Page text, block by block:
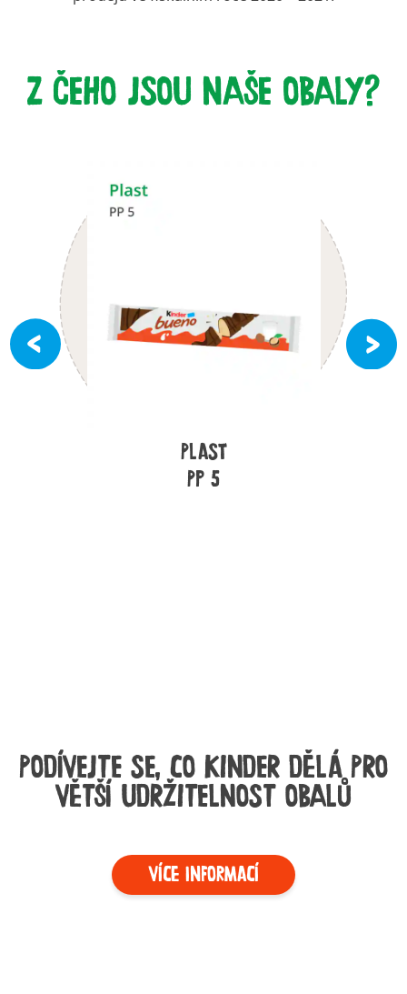
Z ČEHO JSOU NAŠE OBALY?
Plast
PP 5
PODÍVEJTE SE, CO KINDER DĚLÁ PRO
VĚTŠÍ UDRŽITELNOST OBALŮ
VÍCE INFORMACÍ